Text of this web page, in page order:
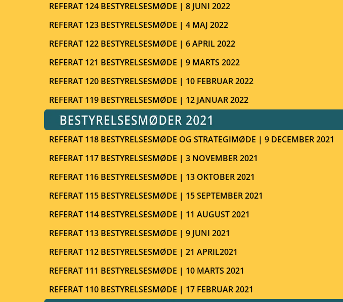
REFERAT 124 BESTYRELSESMØDE | 8 JUNI 2022
REFERAT 123 BESTYRELSESMØDE | 4 MAJ 2022
REFERAT 122 BESTYRELSESMØDE | 6 APRIL 2022
REFERAT 121 BESTYRELSESMØDE | 9 MARTS 2022
REFERAT 120 BESTYRELSESMØDE | 10 FEBRUAR 2022
REFERAT 119 BESTYRELSESMØDE | 12 JANUAR 2022
REFERAT 118 BESTYRELSESMØDE OG STRATEGIMØDE | 9 DECEMBER 2021
REFERAT 117 BESTYRELSESMØDE | 3 NOVEMBER 2021
REFERAT 116 BESTYRELSESMØDE | 13 OKTOBER 2021
REFERAT 115 BESTYRELSESMØDE | 15 SEPTEMBER 2021
REFERAT 114 BESTYRELSESMØDE | 11 AUGUST 2021
REFERAT 113 BESTYRELSESMØDE | 9 JUNI 2021
REFERAT 112 BESTYRELSESMØDE | 21 APRIL2021
REFERAT 111 BESTYRELSESMØDE | 10 MARTS 2021
REFERAT 110 BESTYRELSESMØDE | 17 FEBRUAR 2021